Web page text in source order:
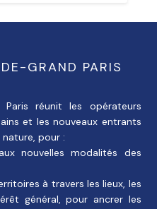
GRAND PARIS
réunit les opérateurs
et les nouveaux entrants
pour :
nouvelles modalités des
à travers les lieux, les
général, pour ancrer les